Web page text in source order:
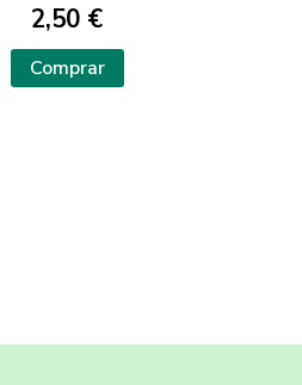
2,50 €
Comprar